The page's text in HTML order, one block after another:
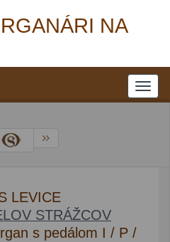
NA
LEVICE
STRÁŽCOV
s pedálom I / P /